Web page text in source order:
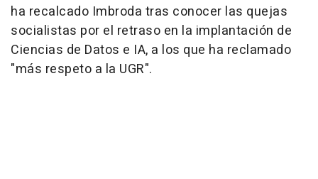
ha recalcado Imbroda tras conocer las quejas
socialistas por el retraso en la implantación de
Ciencias de Datos e IA, a los que ha reclamado
"más respeto a la UGR".